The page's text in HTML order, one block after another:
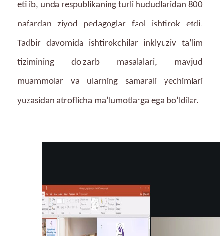
etilib, unda respublikaning turli hududlaridan 800
nafardan ziyod pedagoglar faol ishtirok etdi.
Tadbir davomida ishtirokchilar inklyuziv ta’lim
tizimining dolzarb masalalari, mavjud
muammolar va ularning samarali yechimlari
yuzasidan atroflicha ma’lumotlarga ega bo‘ldilar.